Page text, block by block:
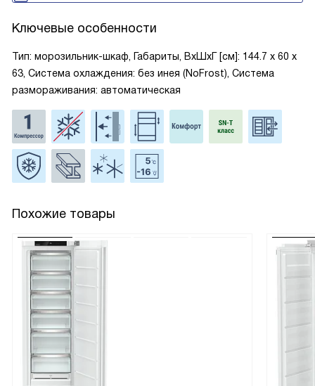
Ключевые особенности
Тип: морозильник-шкаф, Габариты, ВxШxГ [см]: 144.7 х 60 х
63, Система охлаждения: без инея (NoFrost), Система
размораживания: автоматическая
Похожие товары